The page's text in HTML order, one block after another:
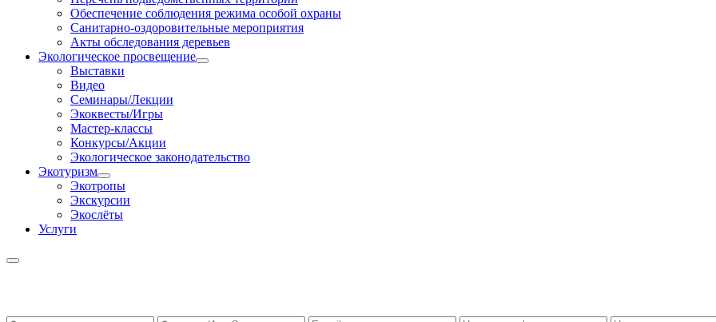
Обеспечение соблюдения режима особой охраны
Санитарно-оздоровительные мероприятия
Акты обследования деревьев
Экологическое просвещение
Выставки
Видео
Семинары/Лекции
Экоквесты/Игры
Мастер-классы
Конкурсы/Акции
Экологическое законодательство
Экотуризм
Экотропы
Экскурсии
Экослёты
Услуги